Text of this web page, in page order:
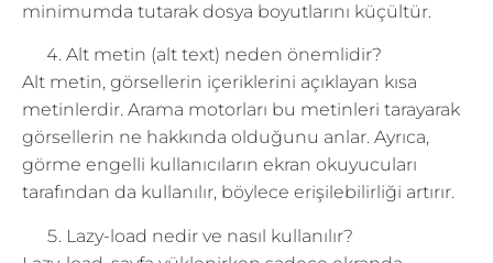
minimumda tutarak dosya boyutlarını küçültür.
Alt metin (alt text) neden önemlidir?
Alt metin, görsellerin içeriklerini açıklayan kısa
metinlerdir. Arama motorları bu metinleri tarayarak
görsellerin ne hakkında olduğunu anlar. Ayrıca,
görme engelli kullanıcıların ekran okuyucuları
tarafından da kullanılır, böylece erişilebilirliği artırır.
Lazy-load nedir ve nasıl kullanılır?